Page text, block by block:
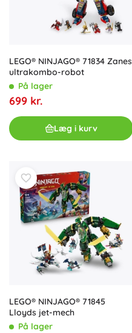
LEGO® NINJAGO® 71834 Zanes
ultrakombo-robot
På lager
699 kr.
Læg i kurv
LEGO® NINJAGO® 71845
Lloyds jet-mech
På lager